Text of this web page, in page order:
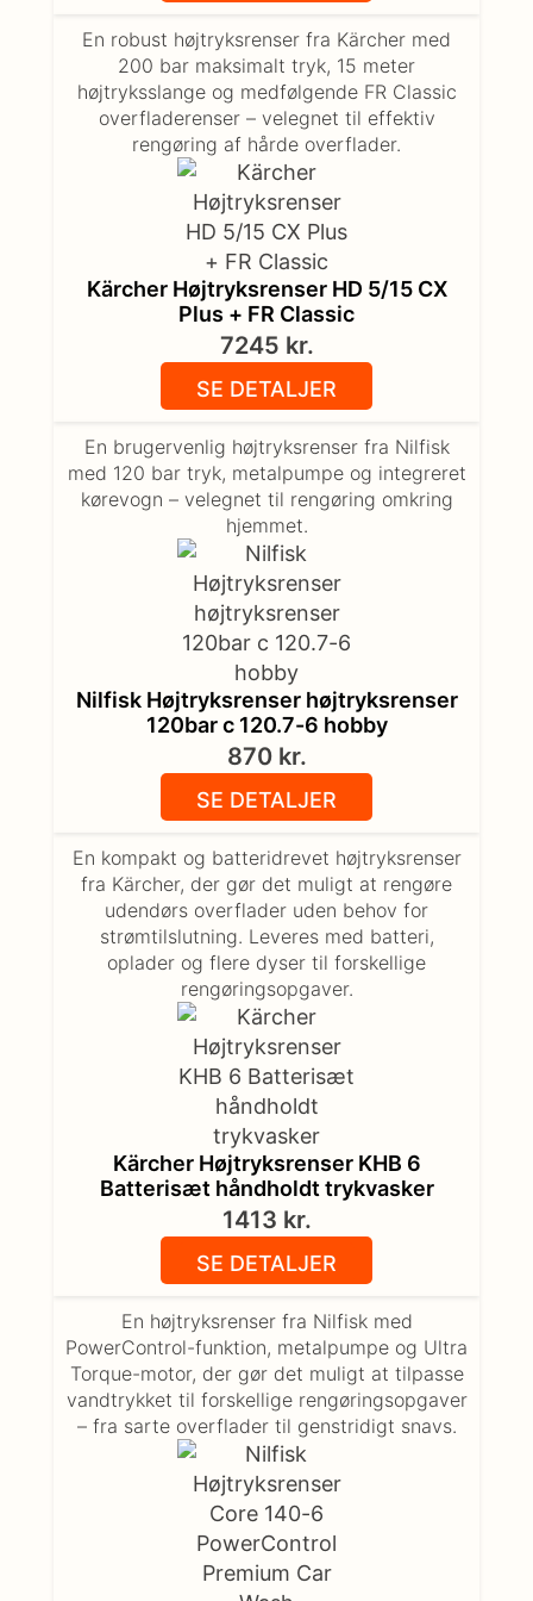
Kärcher Højtryksrenser HD 5/15 CX
Plus + FR Classic
En robust højtryksrenser fra Kärcher med
200 bar maksimalt tryk, 15 meter
højtryksslange og medfølgende FR Classic
overfladerenser – velegnet til effektiv
rengøring af hårde overflader.
7245 kr.
SE DETALJER
Nilfisk Højtryksrenser højtryksrenser
120bar c 120.7-6 hobby
En brugervenlig højtryksrenser fra Nilfisk
med 120 bar tryk, metalpumpe og integreret
kørevogn – velegnet til rengøring omkring
hjemmet.
870 kr.
SE DETALJER
Kärcher Højtryksrenser KHB 6
Batterisæt håndholdt trykvasker
En kompakt og batteridrevet højtryksrenser
fra Kärcher, der gør det muligt at rengøre
udendørs overflader uden behov for
strømtilslutning. Leveres med batteri,
oplader og flere dyser til forskellige
rengøringsopgaver.
1413 kr.
SE DETALJER
En højtryksrenser fra Nilfisk med
PowerControl-funktion, metalpumpe og Ultra
Torque-motor, der gør det muligt at tilpasse
vandtrykket til forskellige rengøringsopgaver
– fra sarte overflader til genstridigt snavs.